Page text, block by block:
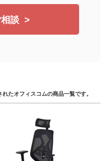
談
たオフィスコムの商品一覧です。